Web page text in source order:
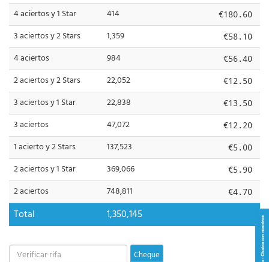
4 aciertos y 1 Star 414 €180.60
3 aciertos y 2 Stars 1,359 €58.10
4 aciertos 984 €56.40
2 aciertos y 2 Stars 22,052 €12.50
3 aciertos y 1 Star 22,838 €13.50
3 aciertos 47,072 €12.20
1 acierto y 2 Stars 137,523 €5.00
2 aciertos y 1 Star 369,066 €5.90
2 aciertos 748,811 €4.70
Total 1,350,145
Cheque